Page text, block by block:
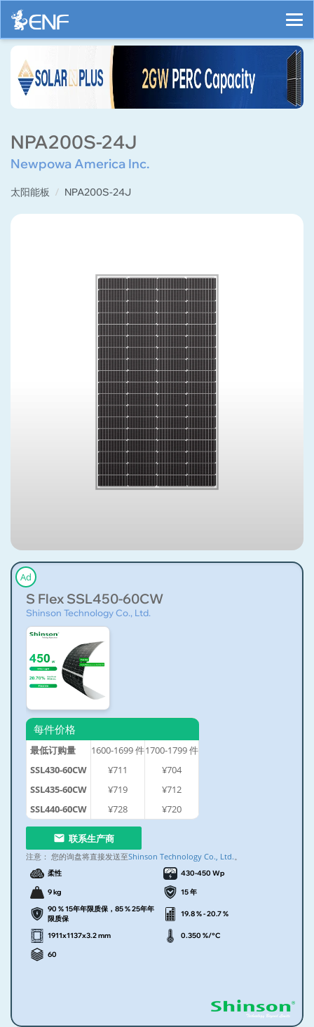
NPA200S-24J
Newpowa America Inc.
太阳能板 NPA200S-24J
Ad
S Flex SSL450-60CW
Shinson Technology Co., Ltd.
每件价格
最低订购量 1600-1699件1700-1799件
SSL430-60CW
¥711
¥704
SSL435-60CW
¥719
¥712
SSL440-60CW
¥728 ¥720
联系生产商
注意： 您的询盘将直接发送至Shinson Technology Co., Ltd.。
柔性 430-450 Wp
9 kg
15 年
90 % 15年年限质保，85 % 25年年
限质保
19.8 % - 20.7 %
1911x1137x3.2 mm 0.350 %/°C
60